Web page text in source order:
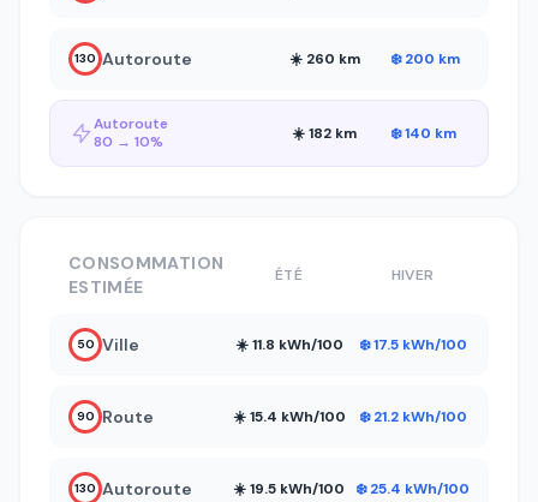
130 Autoroute ☀️ 260 km ❄️ 200 km
Autoroute
80 → 10%
☀️ 182 km ❄️ 140 km
CONSOMMATION
ESTIMÉE
ÉTÉ HIVER
50 Ville ☀️ 11.8 kWh/100 ❄️ 17.5 kWh/100
90 Route ☀️ 15.4 kWh/100 ❄️ 21.2 kWh/100
130 Autoroute ☀️ 19.5 kWh/100 ❄️ 25.4 kWh/100